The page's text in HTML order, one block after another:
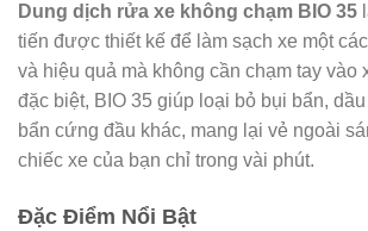
Dung dịch rửa xe không chạm BIO 35
tiến được thiết kế để làm sạch xe một
và hiệu quả mà không cần chạm tay vào
đặc biệt, BIO 35 giúp loại bỏ bụi bẩn,
bẩn cứng đầu khác, mang lại vẻ ngoài
chiếc xe của bạn chỉ trong vài phút.
Đặc Điểm Nổi Bật